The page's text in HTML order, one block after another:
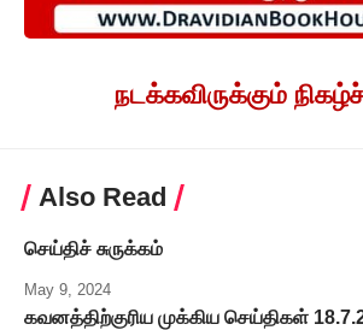
நடக்கவிருக்கும்
Also Read
செய்திச் சுருக்கம்
May 9, 2024
கவனத்திற்குரிய முக்கிய செய்திகள்